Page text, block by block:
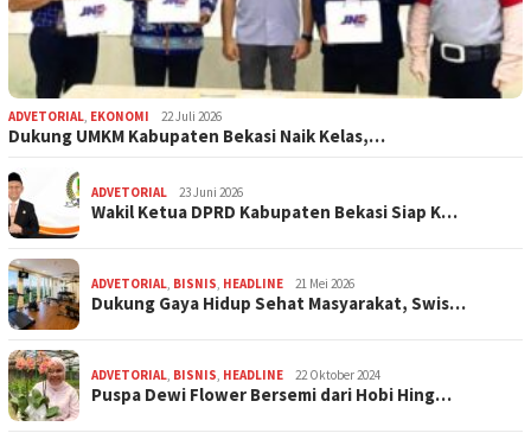
ADVETORIAL, EKONOMI 22 Juli 2026
Dukung UMKM Kabupaten Bekasi Naik Kelas,…
ADVETORIAL 23 Juni 2026
Wakil Ketua DPRD Kabupaten Bekasi Siap K…
ADVETORIAL, BISNIS, HEADLINE 21 Mei 2026
Dukung Gaya Hidup Sehat Masyarakat, Swis…
ADVETORIAL, BISNIS, HEADLINE 22 Oktober 2024
Puspa Dewi Flower Bersemi dari Hobi Hing…